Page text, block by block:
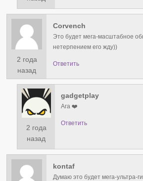
2 года
назад
Corvench
Это будет мега-масштабное
нетерпением его жду))
Ответить
2 года
назад
gadgetplay
Ага ❤️
Ответить
kontaf
Думаю это будет мега-ультра-